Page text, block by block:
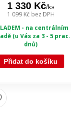
1 330 Kč/ks
1 099 Kč bez DPH
- na centrálním
(u Vás za 3 - 5 prac.
dnů)
Přidat do košíku